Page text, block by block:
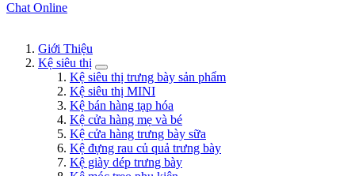
Chat Online
Giới Thiệu
Kệ siêu thị
Kệ siêu thị trưng bày sản phẩm
Kệ siêu thị MINI
Kệ bán hàng tạp hóa
Kệ cửa hàng mẹ và bé
Kệ cửa hàng trưng bày sữa
Kệ đựng rau củ quả trưng bày
Kệ giày dép trưng bày